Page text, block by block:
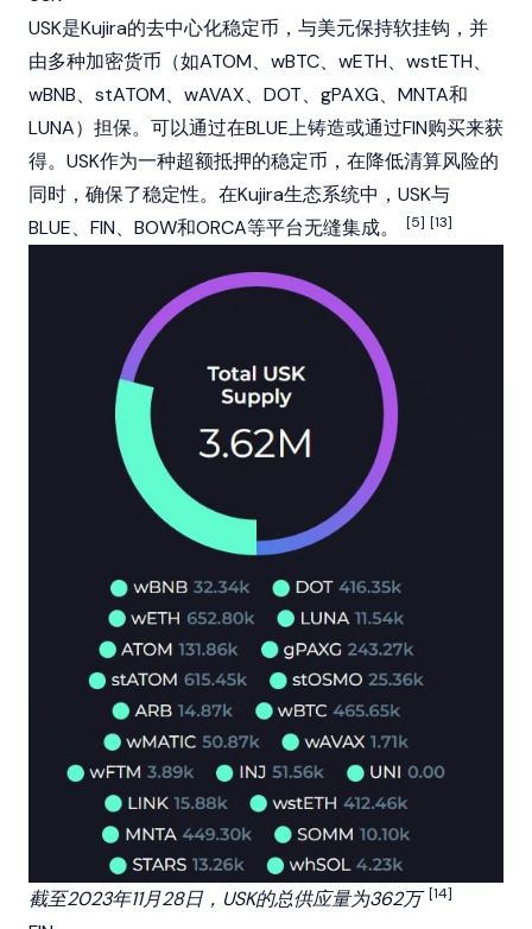
USK是Kujira的去中心化稳定币 ，与美元保持软挂钩，并
由多种加密货币（如ATOM、 wBTC、wETH、wstETH、
wBNB、stATOM、wAVAX、 DOT、gPAXG、MNTA和
LUNA）担保。可以通过在BLUE上铸造或通过FIN购买来获
得。USK作为一种超额抵押的稳定币，在降低清算风险的
同时，确保了稳定性。在Kujira生态系统中，USK与
BLUE、FIN、BOW和ORCA等平台无缝集成。
[5] [13]
截至2023年11月28日，USK的总供应量为362万 [14]